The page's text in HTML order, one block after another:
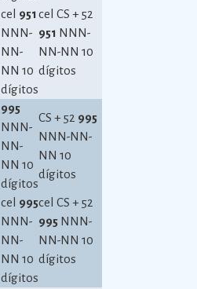
cel 951
NNN-
NN-
NN 10
dígitos
cel CS + 52
951 NNN-
NN-NN 10
dígitos
995
NNN-
NN-
NN 10
dígitos
CS + 52 995
NNN-NN-
NN 10
dígitos
cel 995
NNN-
NN-
NN 10
dígitos
cel CS + 52
995 NNN-
NN-NN 10
dígitos